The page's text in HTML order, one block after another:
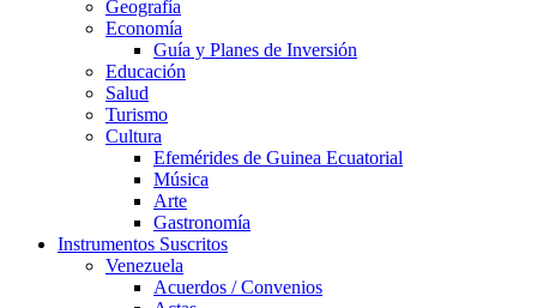
Geografía
Economía
Guía y Planes de Inversión
Educación
Salud
Turismo
Cultura
Efemérides de Guinea Ecuatorial
Música
Arte
Gastronomía
Instrumentos Suscritos
Venezuela
Acuerdos / Convenios